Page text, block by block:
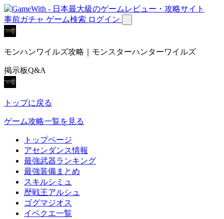
事前ガチャ ゲーム検索 ログイン
モンハンワイルズ攻略｜モンスターハンターワイルズ
掲示板Q&A
トップに戻る
ゲーム攻略一覧を見る
トップページ
アセンダンス情報
最強武器ランキング
最強装備まとめ
スキルシミュ
歴戦王アルシュ
ゴグマジオス
イベクエ一覧